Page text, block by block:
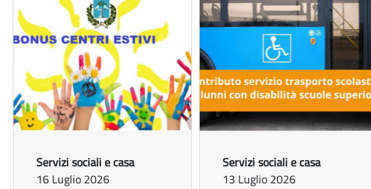
Servizi sociali e casa
16 Luglio 2026
Servizi sociali e casa
13 Luglio 2026